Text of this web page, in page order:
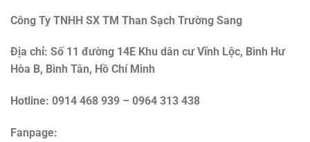
Công Ty TNHH SX TM Than Sạch Trường Sang
Địa chỉ: Số 11 đường 14E Khu dân cư Vĩnh Lộc, Bình Hư
Hòa B, Bình Tân, Hồ Chí Minh
Hotline: 0914 468 939 – 0964 313 438
Fanpage: